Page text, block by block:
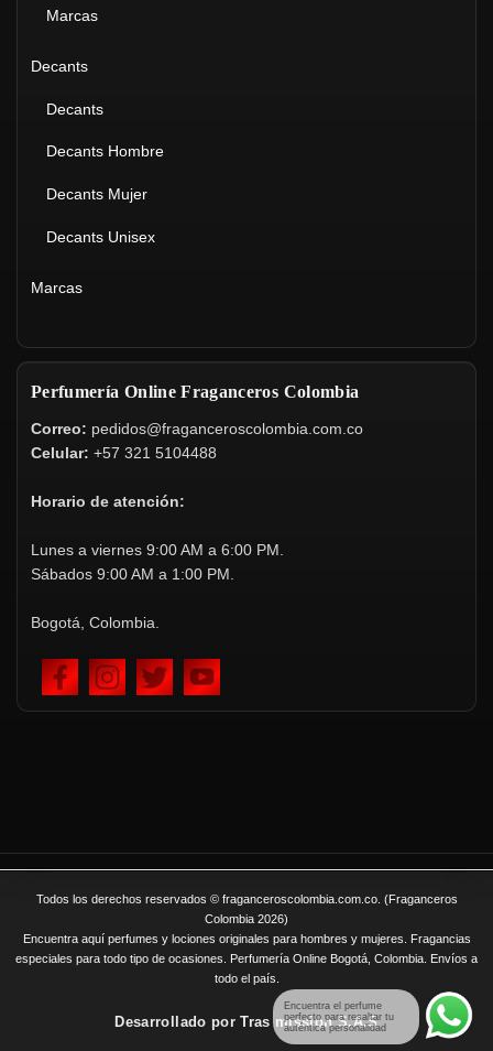
Marcas
Decants
Decants
Decants Hombre
Decants Mujer
Decants Unisex
Marcas
Perfumería Online Fraganceros Colombia
Correo: pedidos@fraganceroscolombia.com.co
Celular: +57 321 5104488
Horario de atención:
Lunes a viernes 9:00 AM a 6:00 PM.
Sábados 9:00 AM a 1:00 PM.
Bogotá, Colombia.
Encuentra el perfume
perfecto para resaltar tu
auténtica personalidad
Todos los derechos reservados © fraganceroscolombia.com.co. (Fraganceros
Colombia 2026)
Encuentra aquí perfumes y lociones originales para hombres y mujeres. Fragancias
especiales para todo tipo de ocasiones. Perfumería Online Bogotá, Colombia. Envíos a
todo el país.
Desarrollado porTras mission S.A.S